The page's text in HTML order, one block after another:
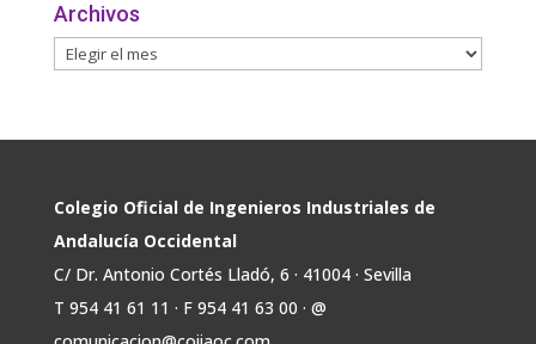
Twitter
📢ℹ️ El Gobierno acelera la electrificación
2030 para infraestructuras que permitan la
conexión de vivienda, industria y transporte
electrificado.
Estas medidas se encuentran en la dirección
Archivos
Colegio Oficial de Ingenieros Industriales de
Andalucía Occidental
C/ Dr. Antonio Cortés Lladó, 6 · 41004 · Sevilla
T 954 41 61 11 · F 954 41 63 00 · @